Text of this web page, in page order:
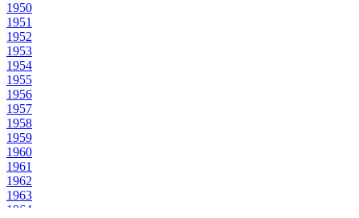
1950
1951
1952
1953
1954
1955
1956
1957
1958
1959
1960
1961
1962
1963
1964